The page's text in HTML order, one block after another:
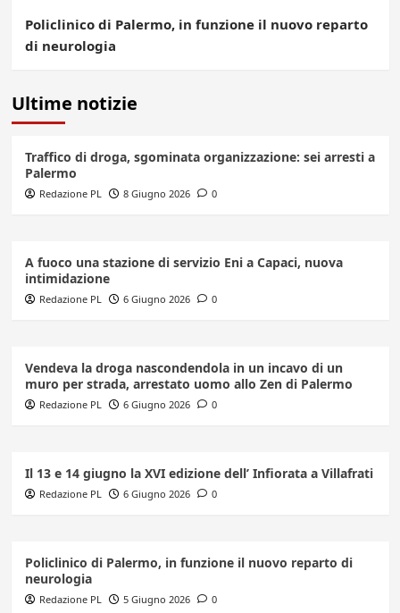
Policlinico di Palermo, in funzione il nuovo reparto
di neurologia
Ultime notizie
Traffico di droga, sgominata organizzazione: sei arresti a
Palermo
Redazione PL 8 Giugno 2026 0
A fuoco una stazione di servizio Eni a Capaci, nuova
intimidazione
Redazione PL 6 Giugno 2026 0
Vendeva la droga nascondendola in un incavo di un
muro per strada, arrestato uomo allo Zen di Palermo
Redazione PL 6 Giugno 2026 0
Il 13 e 14 giugno la XVI edizione dell’ Infiorata a Villafrati
Redazione PL 6 Giugno 2026 0
Policlinico di Palermo, in funzione il nuovo reparto di
neurologia
Redazione PL 5 Giugno 2026 0